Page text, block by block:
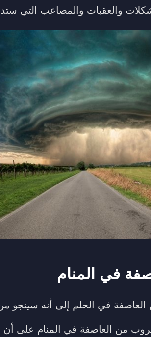
والعقبات والمصاعب التي
في المنام
العاصفة في الحلم إلى أنه
من العاصفة في المنام على